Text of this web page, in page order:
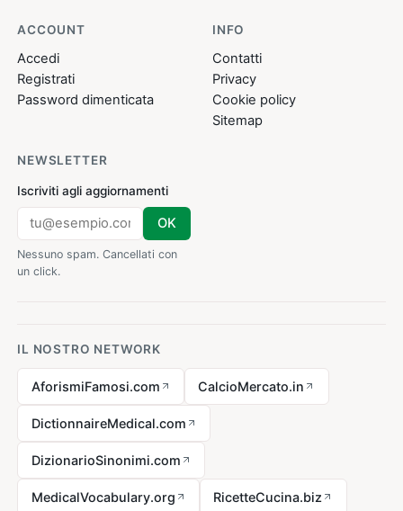
ACCOUNT
Accedi
Registrati
Password dimenticata
INFO
Contatti
Privacy
Cookie policy
Sitemap
NEWSLETTER
Iscriviti agli aggiornamenti
OK
Nessuno spam. Cancellati con
un click.
IL NOSTRO NETWORK
AforismiFamosi.com CalcioMercato.in
DictionnaireMedical.com
DizionarioSinonimi.com
MedicalVocabulary.org RicetteCucina.biz